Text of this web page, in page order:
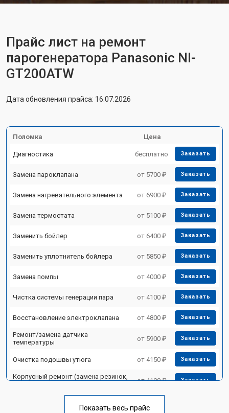
Прайс лист на ремонт
парогенератора Panasonic NI-
GT200ATW
Дата обновления прайса: 16.07.2026
Поломка Цена
Диагностика бесплатно Заказать
Замена пароклапана от 5700 ₽ Заказать
Замена нагревательного элемента от 6900 ₽ Заказать
Замена термостата от 5100 ₽ Заказать
Заменить бойлер от 6400 ₽ Заказать
Заменить уплотнитель бойлера от 5850 ₽ Заказать
Замена помпы от 4000 ₽ Заказать
Чистка системы генерации пара от 4100 ₽ Заказать
Восстановление электроклапана от 4800 ₽ Заказать
Ремонт/замена датчика
температуры
от 5900 ₽ Заказать
Очистка подошвы утюга от 4150 ₽ Заказать
Корпусный ремонт (замена резинок,
от 4100 ₽ Заказать
Показать весь прайс